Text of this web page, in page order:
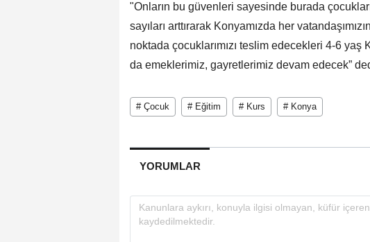
"Onların bu güvenleri sayesinde burada
sayıları arttırarak Konyamızda her
noktada çocuklarımızı teslim edecekleri 4-6 yaş
da emeklerimiz, gayretlerimiz devam edecek”
# Çocuk # Eğitim # Kurs # Konya
YORUMLAR